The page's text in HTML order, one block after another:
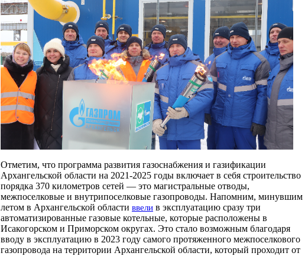
Отметим, что программа развития газоснабжения и газификации
Архангельской области на 2021-2025 годы включает в себя строительство
порядка 370 километров сетей — это магистральные отводы,
межпоселковые и внутрипоселковые газопроводы. Напомним, минувшим
летом в Архангельской области ввели в эксплуатацию сразу три
автоматизированные газовые котельные, которые расположены в
Исакогорском и Приморском округах. Это стало возможным благодаря
вводу в эксплуатацию в 2023 году самого протяженного межпоселкового
газопровода на территории Архангельской области, который проходит от